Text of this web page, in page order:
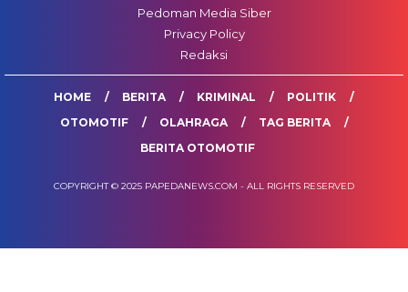
Pedoman Media Siber
Privacy Policy
Redaksi
HOME BERITA KRIMINAL
POLITIK
OTOMOTIF
OLAHRAGA
TAG BERITA
BERITA OTOMOTIF
COPYRIGHT © 2025 PAPEDANEWS.COM - ALL RIGHTS RESERVED